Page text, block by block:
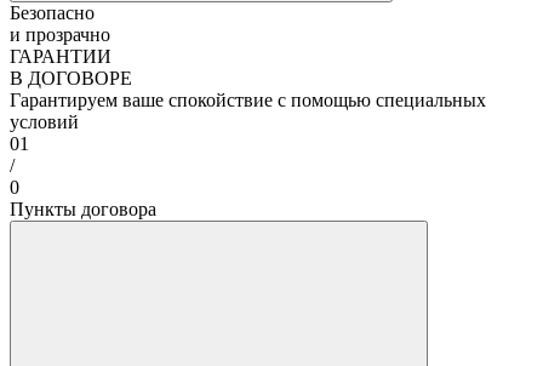
Безопасно
и прозрачно
ГАРАНТИИ
В ДОГОВОРЕ
Гарантируем ваше спокойствие с помощью специальных
условий
01
/
0
Пункты договора